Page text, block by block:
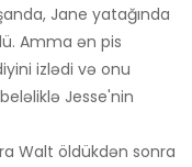
Jane yatağında
Amma ən pis
izlədi və onu
Jesse'nin
Walt öldükdən sonra